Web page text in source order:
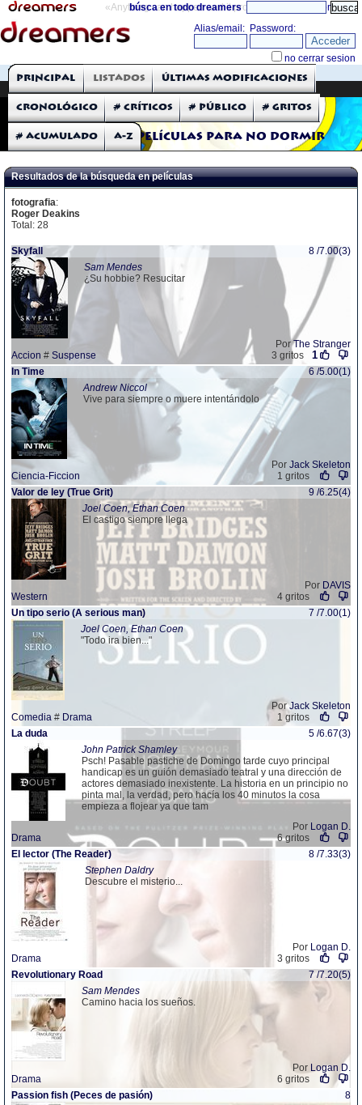
«Anything can happen and it probably will» directorio
búsca en todo dreamers
THE DREAMERS
Críticas: Películas
Películas para no dormir
Principal Listados Últimas modificaciones
Cronológico # Críticos # Público # Gritos
# Acumulado A-Z
Resultados de la búsqueda en películas
fotografia:
Roger Deakins
Total: 28
Skyfall
8 /7.00(3)
Sam Mendes
¿Su hobbie? Resucitar
PorThe Stranger
Accion # Suspense 1
3 gritos
In Time
6 /5.00(1)
Andrew Niccol
Vive para siempre o muere intentándolo
Por Jack Skeleton
Ciencia-Ficcion
1 gritos
Valor de ley (True Grit)
9 /6.25(4)
Joel Coen, Ethan Coen
El castigo siempre llega
Por DAVIS
Western
4 gritos
Un tipo serio (A serious man)
7 /7.00(1)
Joel Coen, Ethan Coen
"Todo ira bien..."
PorJack Skeleton
Comedia # Drama
1 gritos
La duda
5 /6.67(3)
John Patrick Shamley
Psch! Pasable pastiche de Domingo tarde cuyo principal
handicap es un guión demasiado teatral y una dirección de
actores demasiado inexistente. La historia en un principio no
pinta mal, la verdad, pero hacía los 40 minutos la cosa
empieza a flojear ya que tam
Por Logan D.
Drama
6 gritos
El lector (The Reader)
8 /7.33(3)
Stephen Daldry
Descubre el misterio...
Por Logan D.
Drama
3 gritos
Revolutionary Road
7 /7.20(5)
Sam Mendes
Camino hacia los sueños.
Por Logan D.
Drama
6 gritos
Passion fish (Peces de pasión)
8